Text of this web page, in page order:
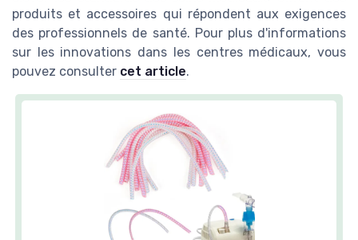
produits et accessoires qui répondent aux exigences
des professionnels de santé. Pour plus d'informations
sur les innovations dans les centres médicaux, vous
pouvez consulter cet article.